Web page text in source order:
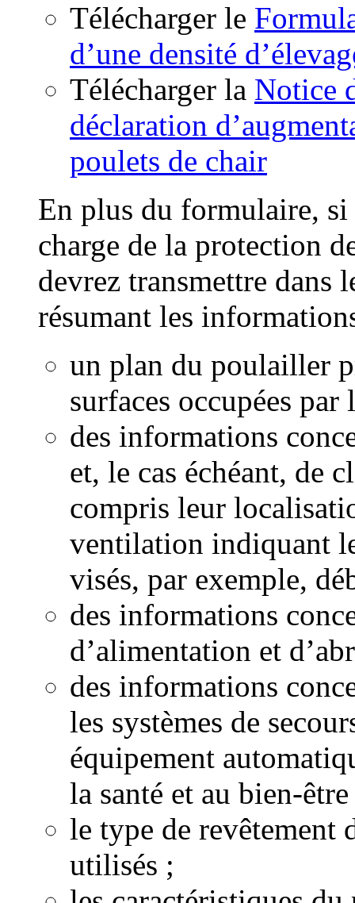
Télécharger le
d’une densité
Télécharger la Notice
déclaration
poulets de chair
En plus du formulaire,
charge de la protection
devrez transmettre dans
résumant les
un plan du poulailler
surfaces occupées par
des informations
et, le cas échéant, de
compris leur
ventilation indiquant
visés, par exemple,
des informations
d’alimentation et
des informations
les systèmes de
équipement
la santé et au bien-
le type de revêtement
utilisés ;